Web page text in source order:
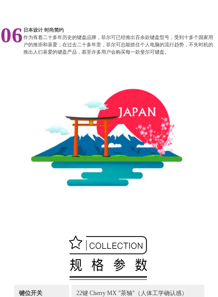
06 日本设计 时尚简约
作为有着二十多年历史的键盘品牌，菲尔可已经推出百余款键盘型号，受到十多个国家用
户的推崇和喜爱；在过去二十多年里，菲尔可总能抓住个人电脑的流行趋势，不失时机的
推出人们喜爱的键盘产品，甚至许多用户会购买每一款斐尔可键盘。
键位开关 22键 Cherry MX "茶轴"（人体工学确认感）